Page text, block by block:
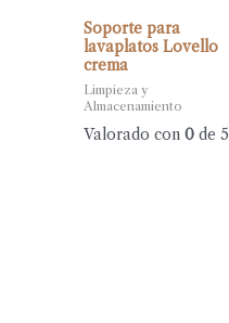
Soporte para
lavaplatos Lovello
crema
Limpieza y
Almacenamiento
Valorado con0 de 5